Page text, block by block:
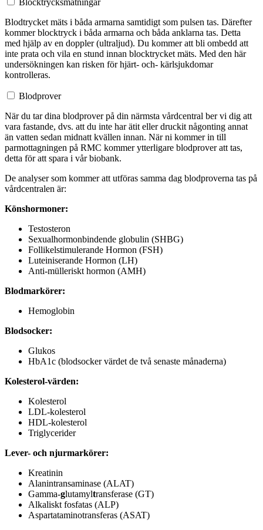
Blodtrycket mäts i båda armarna samtidigt som pulsen tas. Därefter
kommer blocktryck i båda armarna och båda anklarna tas. Detta
med hjälp av en doppler (ultraljud). Du kommer att bli ombedd att
inte prata och vila en stund innan blocktrycket mäts. Med den här
undersökningen kan risken för hjärt- och- kärlsjukdomar
kontrolleras.
Blodprover
När du tar dina blodprover på din närmsta vårdcentral ber vi dig att
vara fastande, dvs. att du inte har ätit eller druckit någonting annat
än vatten sedan midnatt kvällen innan. När ni kommer in till
parmottagningen på RMC kommer ytterligare blodprover att tas,
detta för att spara i vår biobank.
De analyser som kommer att utföras samma dag blodproverna tas på
vårdcentralen är:
Könshormoner:
Testosteron
Sexualhormonbindende globulin (SHBG)
Follikelstimulerande Hormon (FSH)
Luteiniserande Hormon (LH)
Anti-mülleriskt hormon (AMH)
Blodmarkörer:
Hemoglobin
Blodsocker:
Glukos
HbA1c (blodsocker värdet de två senaste månaderna)
Kolesterol-värden:
Kolesterol
LDL-kolesterol
HDL-kolesterol
Triglycerider
Lever- och njurmarkörer:
Kreatinin
Alanintransaminase (ALAT)
Gamma-glutamyltransferase (GT)
Alkaliskt fosfatas (ALP)
Aspartataminotransferas (ASAT)